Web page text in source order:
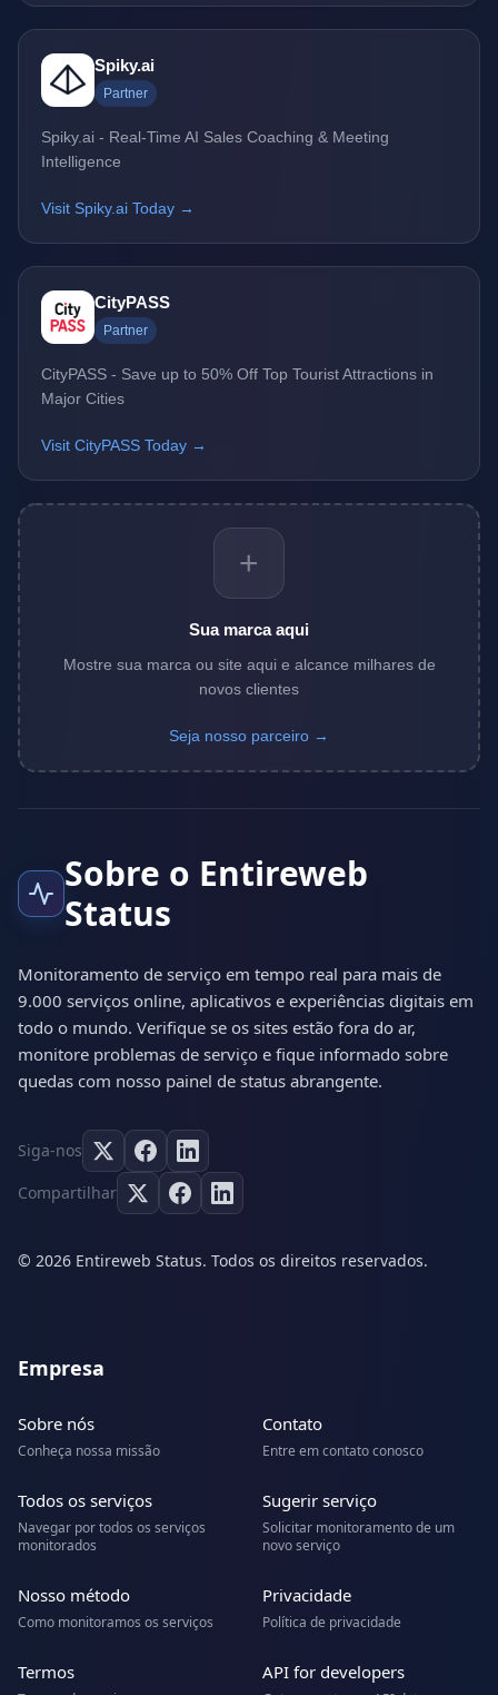
Spiky.ai
Partner
Spiky.ai - Real-Time AI Sales Coaching & Meeting
Intelligence
Visit Spiky.ai Today →
CityPASS
Partner
CityPASS - Save up to 50% Off Top Tourist Attractions in
Major Cities
Visit CityPASS Today →
+
Sua marca aqui
Mostre sua marca ou site aqui e alcance milhares de
novos clientes
Seja nosso parceiro →
Sobre o Entireweb
Status
Monitoramento de serviço em tempo real para mais de
9.000 serviços online, aplicativos e experiências digitais em
todo o mundo. Verifique se os sites estão fora do ar,
monitore problemas de serviço e fique informado sobre
quedas com nosso painel de status abrangente.
Siga-nos
Compartilhar
© 2026 Entireweb Status. Todos os direitos reservados.
Empresa
Sobre nós
Conheça nossa missão
Contato
Entre em contato conosco
Todos os serviços
Navegar por todos os serviços
monitorados
Sugerir serviço
Solicitar monitoramento de um
novo serviço
Nosso método
Como monitoramos os serviços
Privacidade
Política de privacidade
Termos API for developers